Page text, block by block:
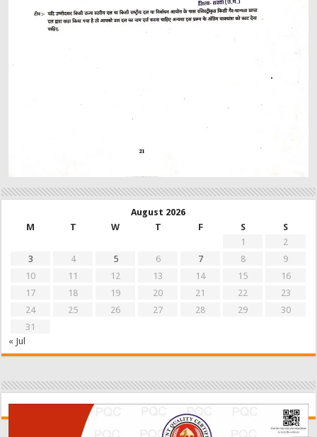
August 2026
M
T W T F S
S
1
2
3
4 5 6 7 8
9
10
11 12 13 14 15
16
17
18 19 20 21 22
23
24
25 26 27 28 29
30
31
« Jul